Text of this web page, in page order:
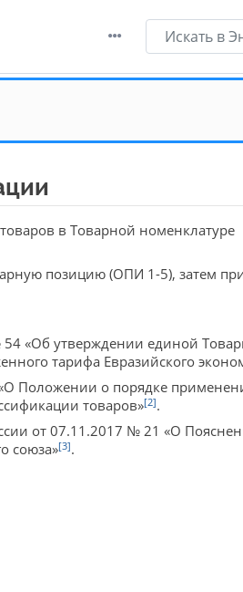
в Товарной номенклатуре
позицию (ОПИ 1-5), затем
«Об утверждении единой
тарифа Евразийского
Положении о порядке
товаров»[2].
от 07.11.2017 № 21 «О
союза»[3].